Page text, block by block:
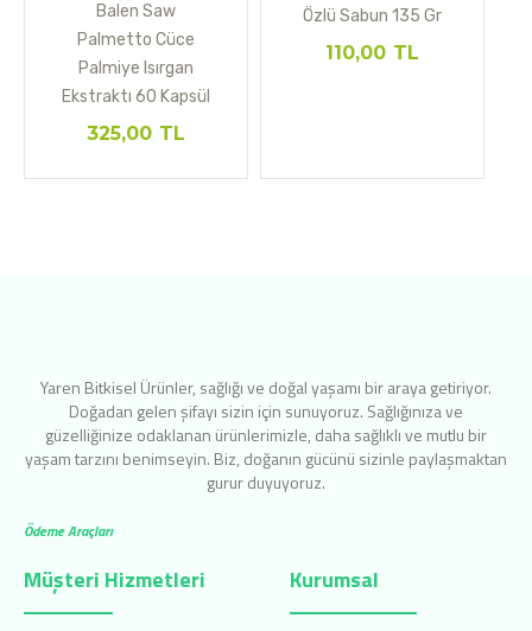
Balen Saw
Palmetto Cüce
Palmiye Isırgan
Ekstraktı 60 Kapsül
325,00TL
Özlü Sabun 135 Gr
110,00TL
Yaren Bitkisel Ürünler, sağlığı ve doğal yaşamı bir araya getiriyor.
Doğadan gelen şifayı sizin için sunuyoruz. Sağlığınıza ve
güzelliğinize odaklanan ürünlerimizle, daha sağlıklı ve mutlu bir
yaşam tarzını benimseyin. Biz, doğanın gücünü sizinle paylaşmaktan
gurur duyuyoruz.
Ödeme Araçları
Müşteri Hizmetleri Kurumsal